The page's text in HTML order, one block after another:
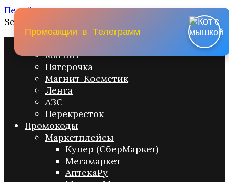
Перейти к содержанию
Search for:
Магнит
Пятерочка
Магнит-Косметик
Лента
АЗС
Перекресток
Промокоды
Маркетплейсы
Купер (СберМаркет)
Мегамаркет
АптекаРу
Промоакции в Телеграмм